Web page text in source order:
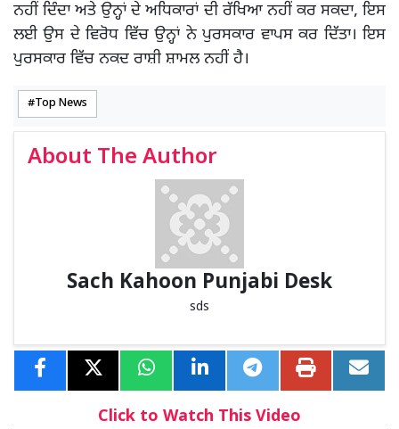
ਨਹੀਂ ਦਿੰਦਾ ਅਤੇ ਉਨ੍ਹਾਂ ਦੇ ਅਧਿਕਾਰਾਂ ਦੀ ਰੱਖਿਆ ਨਹੀਂ ਕਰ ਸਕਦਾ, ਇਸ
ਲਈ ਉਸ ਦੇ ਵਿਰੋਧ ਵਿੱਚ ਉਨ੍ਹਾਂ ਨੇ ਪੁਰਸਕਾਰ ਵਾਪਸ ਕਰ ਦਿੱਤਾ। ਇਸ
ਪੁਰਸਕਾਰ ਵਿੱਚ ਨਕਦ ਰਾਸ਼ੀ ਸ਼ਾਮਲ ਨਹੀਂ ਹੈ।
Top News
About The Author
Sach Kahoon Punjabi Desk
sds
Click to Watch This Video